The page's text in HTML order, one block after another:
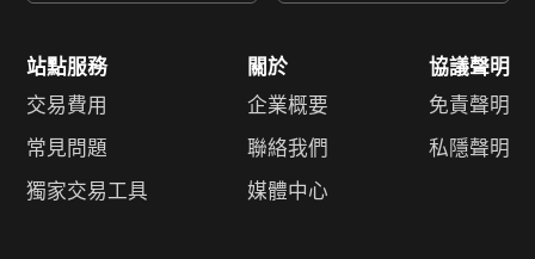
站點服務
交易費用
常見問題
獨家交易工具
關於
企業概要
聯絡我們
媒體中心
協議聲明
免責聲明
私隱聲明